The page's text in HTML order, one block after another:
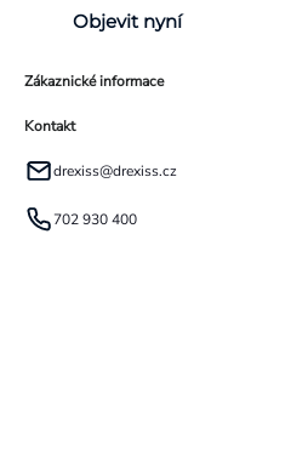
Objevit nyní
Zákaznické informace
Kontakt
drexiss@drexiss.cz
702 930 400